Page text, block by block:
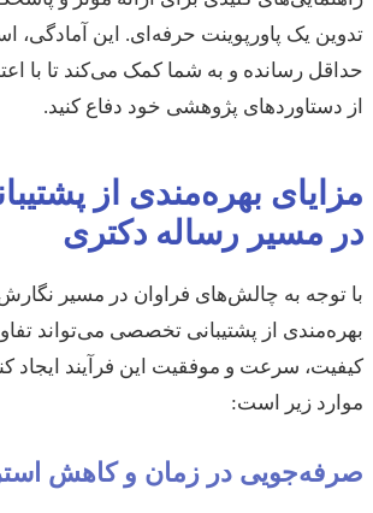
تدوین یک پاورپوینت حرفه‌ای. این آمادگی،
حداقل رسانده و به شما کمک می‌کند تا با
از دستاوردهای پژوهشی خود دفاع کنید.
مزایای بهره‌مندی از
در مسیر رساله دکتری
با توجه به چالش‌های فراوان در مسیر
بهره‌مندی از پشتیبانی تخصصی می‌تواند
کیفیت، سرعت و موفقیت این فرآیند ایجاد
موارد زیر است:
صرفه‌جویی در زمان و کاهش